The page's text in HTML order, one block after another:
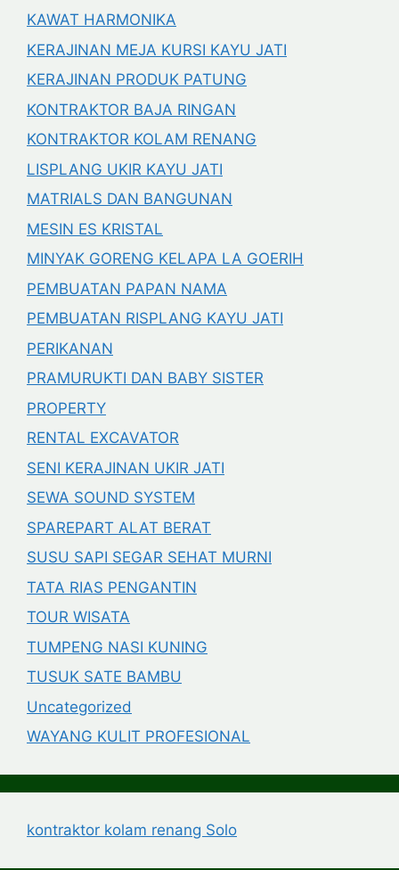
KAWAT HARMONIKA
KERAJINAN MEJA KURSI KAYU JATI
KERAJINAN PRODUK PATUNG
KONTRAKTOR BAJA RINGAN
KONTRAKTOR KOLAM RENANG
LISPLANG UKIR KAYU JATI
MATRIALS DAN BANGUNAN
MESIN ES KRISTAL
MINYAK GORENG KELAPA LA GOERIH
PEMBUATAN PAPAN NAMA
PEMBUATAN RISPLANG KAYU JATI
PERIKANAN
PRAMURUKTI DAN BABY SISTER
PROPERTY
RENTAL EXCAVATOR
SENI KERAJINAN UKIR JATI
SEWA SOUND SYSTEM
SPAREPART ALAT BERAT
SUSU SAPI SEGAR SEHAT MURNI
TATA RIAS PENGANTIN
TOUR WISATA
TUMPENG NASI KUNING
TUSUK SATE BAMBU
Uncategorized
WAYANG KULIT PROFESIONAL
kontraktor kolam renang Solo